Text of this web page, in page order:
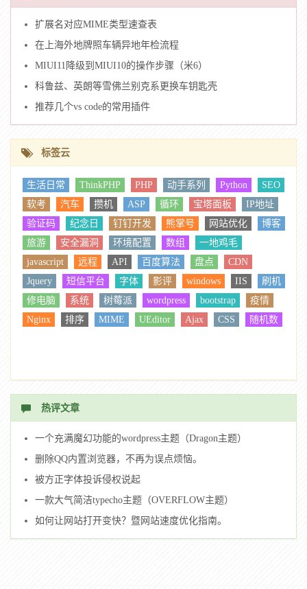
扩展名对应MIME类型速查表
在上海外地牌照车辆异地年检流程
MIUI11降级到MIUI10的操作步骤（米6）
科鲁兹、英朗等雪佛兰别克系更换车钥匙壳
推荐几个vs code的常用插件
标签云
生活日常 ThinkPHP PHP 动手系列 Python
SEO
软考
汽车 攒机 ASP 循环 宝塔面板
IP地址
验证码
纪念日 钉钉开发 熊掌号 网站优化
博客
旅游
安全漏洞 环境配置 数组
一地鸡毛
javascript
远程 API 百度算法 盘点
CDN
Jquery
短信平台 字体 影评 windows IIS
刷机
修电脑
系统 树莓派 wordpress bootstrap
疫情
Nginx
排序 MIME UEditor Ajax CSS 随机数
热评文章
一个充满魔幻功能的wordpress主题（Dragon主题）
删除QQ内置浏览器，不再为误点烦恼。
被方正字体投诉侵权说起
一款大气简洁typecho主题（OVERFLOW主题）
如何让网站打开变快？暨网站速度优化指南。